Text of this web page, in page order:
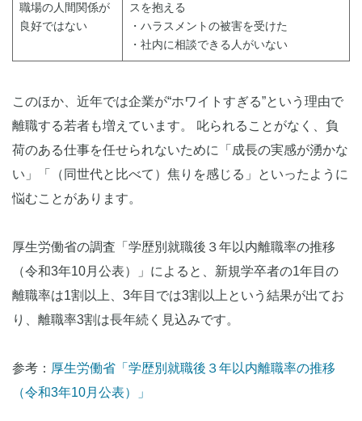
職場の人間関係が
良好ではない
スを抱える
・ハラスメントの被害を受けた
・社内に相談できる人がいない
このほか、近年では企業が“ホワイトすぎる”という理由で
離職する若者も増えています。 叱られることがなく、負
荷のある仕事を任せられないために「成長の実感が湧かな
い」「（同世代と比べて）焦りを感じる」といったように
悩むことがあります。
厚生労働省の調査「学歴別就職後３年以内離職率の推移
（令和3年10月公表）」によると、新規学卒者の1年目の
離職率は1割以上、3年目では3割以上という結果が出てお
り、離職率3割は長年続く見込みです。
参考： 厚生労働省「学歴別就職後３年以内離職率の推移
（令和3年10月公表）」